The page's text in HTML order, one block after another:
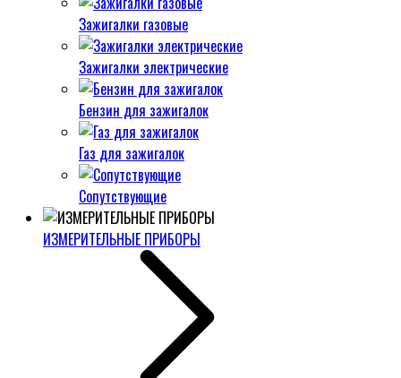
Зажигалки газовые
Зажигалки электрические
Бензин для зажигалок
Газ для зажигалок
Сопутствующие
ИЗМЕРИТЕЛЬНЫЕ ПРИБОРЫ